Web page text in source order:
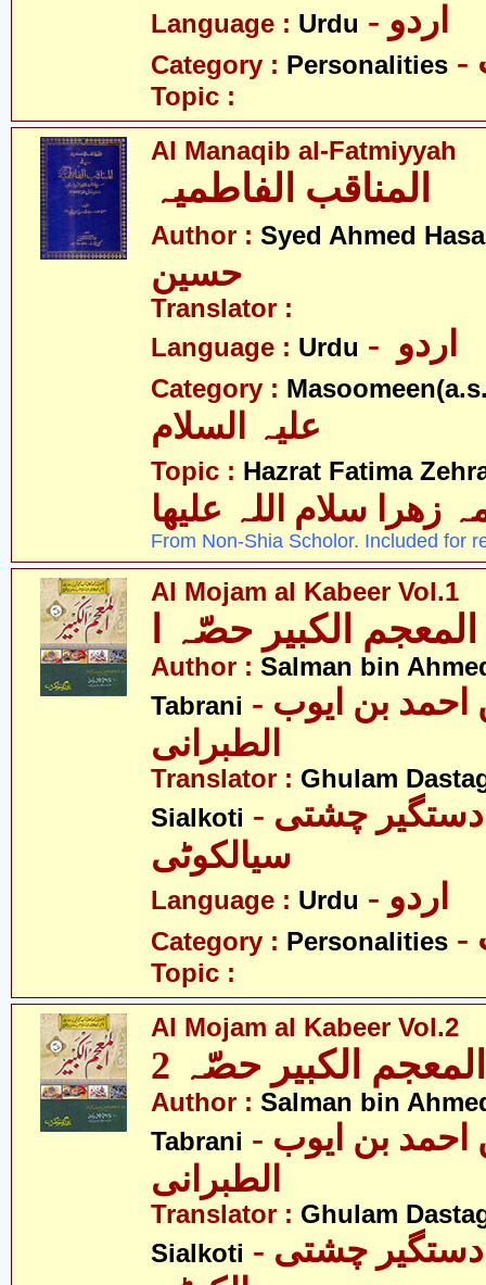
Language : Urdu - اردو
Category : Personalities
Topic :
Al Manaqib al-Fatmiyyah
Author : Syed Ahmed
حسین
Translator :
Language : Urdu
Category :
Topic : Hazrat Fatima
زھرا سلام اللہ علیھا
From Non-Shia Scholor. Included for
Al Mojam al Kabeer Vol.1
المعجم الکبیر حصّہ ا
Author : Salman bin
Tabrani - سلمان بن احمد بن ایوب
الطبرانی
Translator : Ghulam
Sialkoti - غلام دستگیر چشتی
سیالکوٹی
Language : Urdu - اردو
Category : Personalities
Topic :
Al Mojam al Kabeer Vol.2
المعجم الکبیر حصّہ 2
Author : Salman bin
Tabrani - سلمان بن احمد بن ایوب
الطبرانی
Translator : Ghulam
Sialkoti - غلام دستگیر چشتی